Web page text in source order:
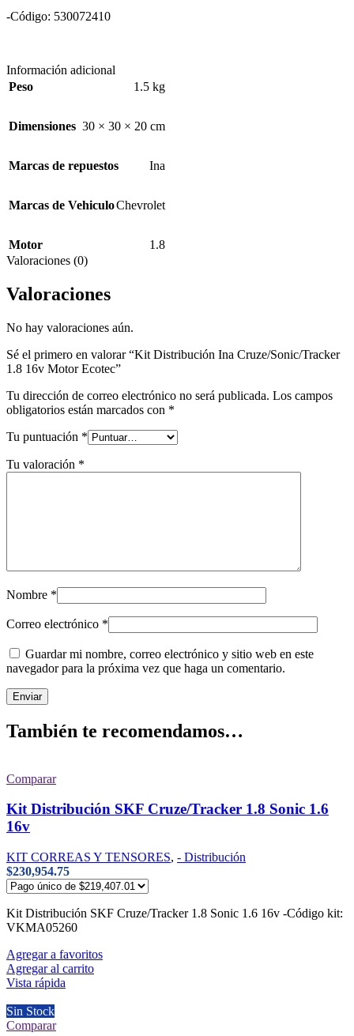
-Código: 530072410
Información adicional
Peso
1.5 kg
Dimensiones 30 × 30 × 20 cm
Marcas de repuestos Ina
Marcas de VehiculoChevrolet
Motor
1.8
Valoraciones (0)
Valoraciones
No hay valoraciones aún.
Sé el primero en valorar “Kit Distribución Ina Cruze/Sonic/Tracker
1.8 16v Motor Ecotec”
Tu dirección de correo electrónico no será publicada. Los campos
obligatorios están marcados con *
Tu puntuación *
Tu valoración *
Nombre *
Correo electrónico *
Guardar mi nombre, correo electrónico y sitio web en este
navegador para la próxima vez que haga un comentario.
También te recomendamos…
Comparar
Kit Distribución SKF Cruze/Tracker 1.8 Sonic 1.6
16v
KIT CORREAS Y TENSORES, - Distribución
$230,954.75
Kit Distribución SKF Cruze/Tracker 1.8 Sonic 1.6 16v -Código kit:
VKMA05260
Agregar a favoritos
Agregar al carrito
Vista rápida
Sin Stock
Comparar